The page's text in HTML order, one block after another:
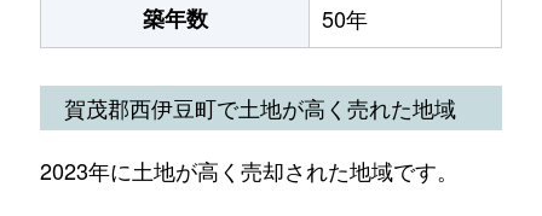
築年数 50年
賀茂郡西伊豆町で土地が高く売れた地域
2023年に土地が高く売却された地域です。